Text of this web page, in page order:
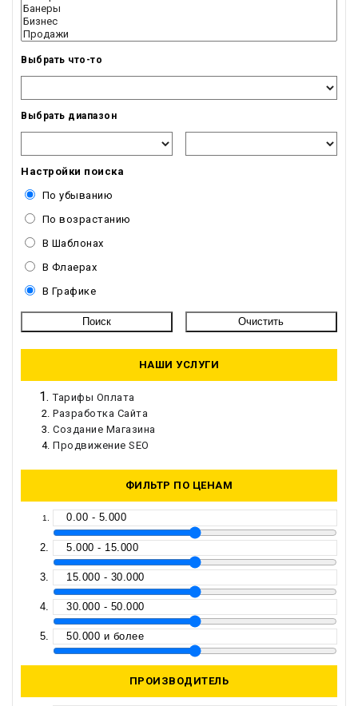
Выбрать что-то
Выбрать диапазон
Настройки поиска
По убыванию
По возрастанию
В Шаблонах
В Флаерах
В Графике
НАШИ УСЛУГИ
Тарифы Оплата
Разработка Сайта
Создание Магазина
Продвижение SEO
ФИЛЬТР ПО ЦЕНАМ
0.00 - 5.000
5.000 - 15.000
15.000 - 30.000
30.000 - 50.000
50.000 и более
ПРОИЗВОДИТЕЛЬ